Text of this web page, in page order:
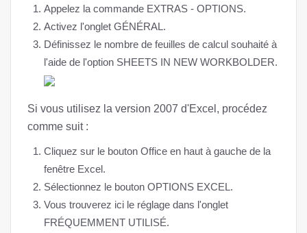
Appelez la commande EXTRAS - OPTIONS.
Activez l'onglet GÉNÉRAL.
Définissez le nombre de feuilles de calcul souhaité à
l'aide de l'option SHEETS IN NEW WORKBOLDER.
Si vous utilisez la version 2007 d'Excel, procédez
comme suit :
Cliquez sur le bouton Office en haut à gauche de la
fenêtre Excel.
Sélectionnez le bouton OPTIONS EXCEL.
Vous trouverez ici le réglage dans l'onglet
FRÉQUEMMENT UTILISÉ.